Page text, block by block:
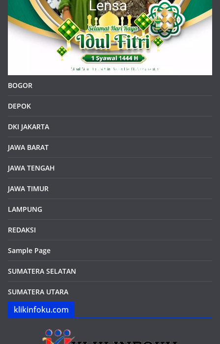
BOGOR
DEPOK
DKI JAKARTA
JAWA BARAT
JAWA TENGAH
JAWA TIMUR
LAMPUNG
REDAKSI
Sample Page
SUMATERA SELATAN
SUMATERA UTARA
klikinfoku.com